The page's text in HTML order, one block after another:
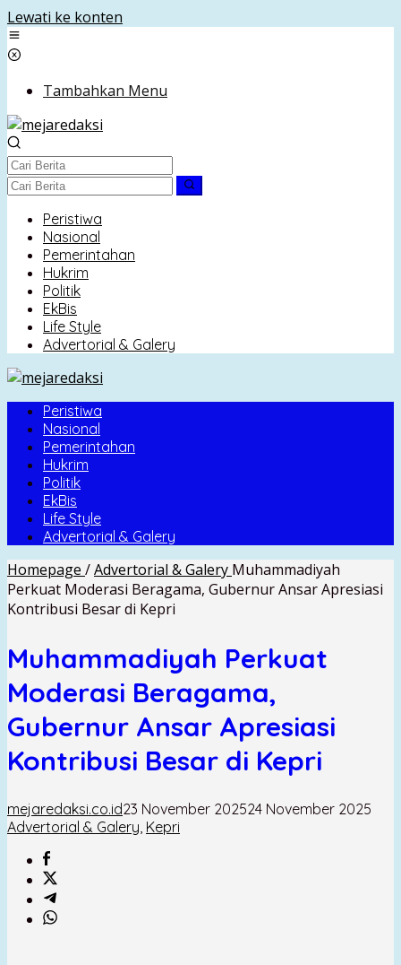
Lewati ke konten
Tambahkan Menu
Peristiwa
Nasional
Pemerintahan
Hukrim
Politik
EkBis
Life Style
Advertorial & Galery
Peristiwa
Nasional
Pemerintahan
Hukrim
Politik
EkBis
Life Style
Advertorial & Galery
Homepage /Advertorial & Galery Muhammadiyah
Perkuat Moderasi Beragama, Gubernur Ansar Apresiasi
Kontribusi Besar di Kepri
Muhammadiyah Perkuat
Moderasi Beragama,
Gubernur Ansar Apresiasi
Kontribusi Besar di Kepri
mejaredaksi.co.id23 November 202524 November 2025
Advertorial & Galery Kepri